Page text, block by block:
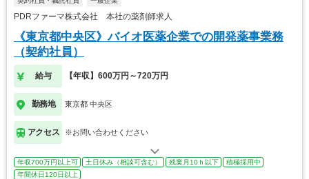
PDRファーマ株式会社 本社の薬剤師求人
《東京都中央区》バイオ医薬企業での開発薬事業務
（契約社員）
給与 【年収】600万円～720万円
勤務地 東京都 中央区
アクセス ※お問い合わせください
年収700万円以上可 土日休み（相談可含む） 残業月10ｈ以下
積極採用中
年間休日120日以上